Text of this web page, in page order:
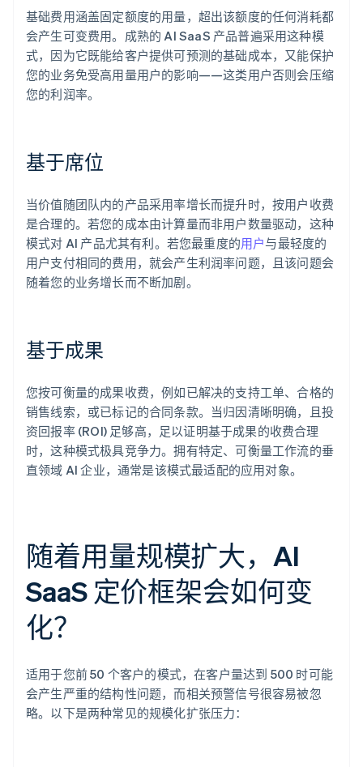
基础费用涵盖固定额度的用量，超出该额度的任何消耗都
会产生可变费用。成熟的 AI SaaS 产品普遍采用这种模
式，因为它既能给客户提供可预测的基础成本，又能保护
您的业务免受高用量用户的影响——这类用户否则会压缩
您的利润率。
基于席位
当价值随团队内的产品采用率增长而提升时，按用户收费
是合理的。若您的成本由计算量而非用户数量驱动，这种
模式对 AI 产品尤其有利。若您最重度的用户与最轻度的
用户支付相同的费用，就会产生利润率问题，且该问题会
随着您的业务增长而不断加剧。
基于成果
您按可衡量的成果收费，例如已解决的支持工单、合格的
销售线索，或已标记的合同条款。当归因清晰明确，且投
资回报率 (ROI) 足够高，足以证明基于成果的收费合理
时，这种模式极具竞争力。拥有特定、可衡量工作流的垂
直领域 AI 企业，通常是该模式最适配的应用对象。
随着用量规模扩大，AI
SaaS 定价框架会如何变
化？
适用于您前 50 个客户的模式，在客户量达到 500 时可能
会产生严重的结构性问题，而相关预警信号很容易被忽
略。以下是两种常见的规模化扩张压力：